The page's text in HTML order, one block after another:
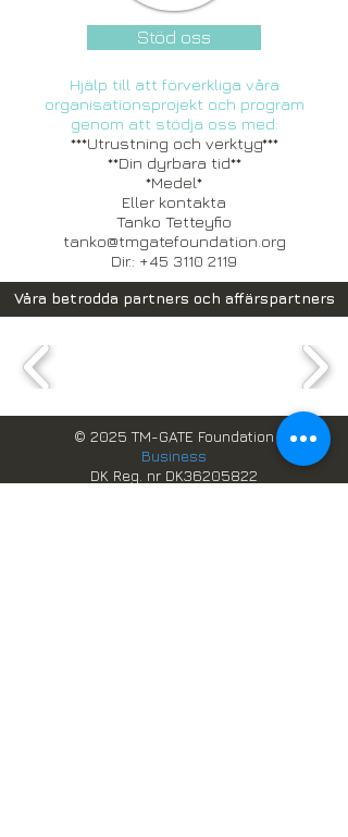
Stöd oss
Hjälp till att förverkliga våra
organisationsprojekt och program
genom att stödja oss med:
***Utrustning och verktyg***
**Din dyrbara tid**
*Medel*
Eller kontakta
Tanko Tetteyfio
tanko@tmgatefoundation.org
Dir.: +45 3110 2119
Våra betrodda partners och affärspartners
© 2025 TM-GATE Foundation
Business
DK Reg. nr DK36205822